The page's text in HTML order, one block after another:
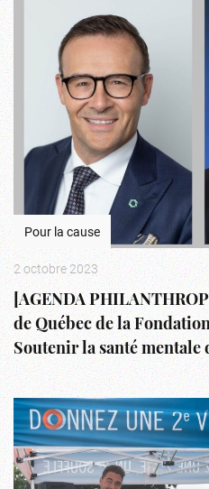
Pour la cause
2 octobre 2023
[AGENDA
de Québec de la
Soutenir la santé mentale